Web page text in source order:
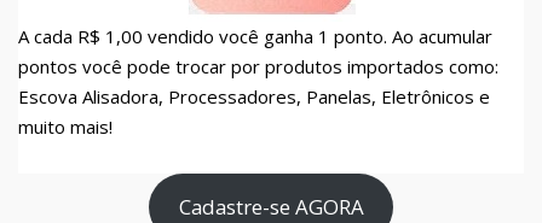
A cada R$ 1,00 vendido você ganha 1 ponto. Ao acumular
pontos você pode trocar por produtos importados como:
Escova Alisadora, Processadores, Panelas, Eletrônicos e
muito mais!
Cadastre-se AGORA